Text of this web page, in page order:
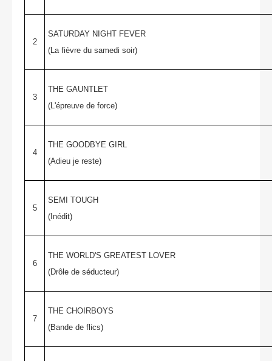
2
SATURDAY NIGHT FEVER
(La fièvre du samedi soir)
3
THE GAUNTLET
(L'épreuve de force)
4
THE GOODBYE GIRL
(Adieu je reste)
5
SEMI TOUGH
(Inédit)
6
THE WORLD'S GREATEST LOVER
(Drôle de séducteur)
7
THE CHOIRBOYS
(Bande de flics)